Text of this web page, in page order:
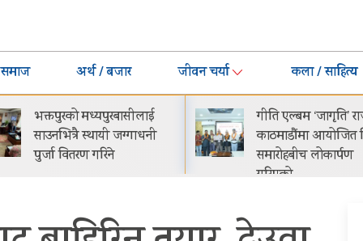
समाज अर्थ / बजार जीवन चर्या कला / साहित्य
गीति एल्बम ‘जागृति’ राजधानी
काठमाडौंमा आयोजित विशेष
समारोहबीच लोकार्पण
नेपालमा प्रोटोन इ.मास ५
सार्वजनिक सुरुवाती
२९.९९ लाख